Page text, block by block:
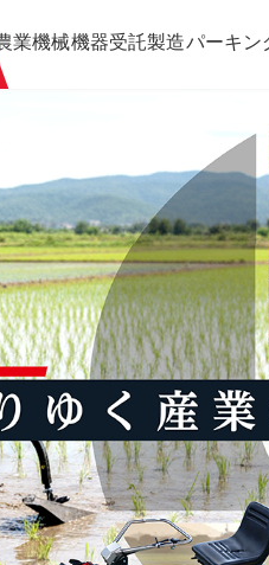
業機械機器受託製造パーキン